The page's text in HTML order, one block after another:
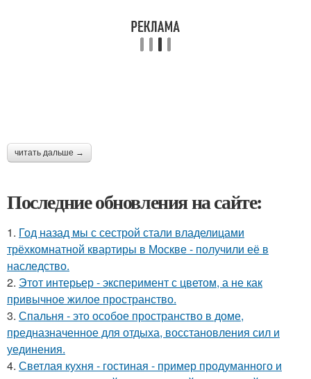
читать дальше →
Последние обновления на сайте:
1. Год назад мы с сестрой стали владелицами
трёхкомнатной квартиры в Москве - получили её в
наследство.
2. Этот интерьер - эксперимент с цветом, а не как
привычное жилое пространство.
3. Спальня - это особое пространство в доме,
предназначенное для отдыха, восстановления сил и
уединения.
4. Светлая кухня - гостиная - пример продуманного и